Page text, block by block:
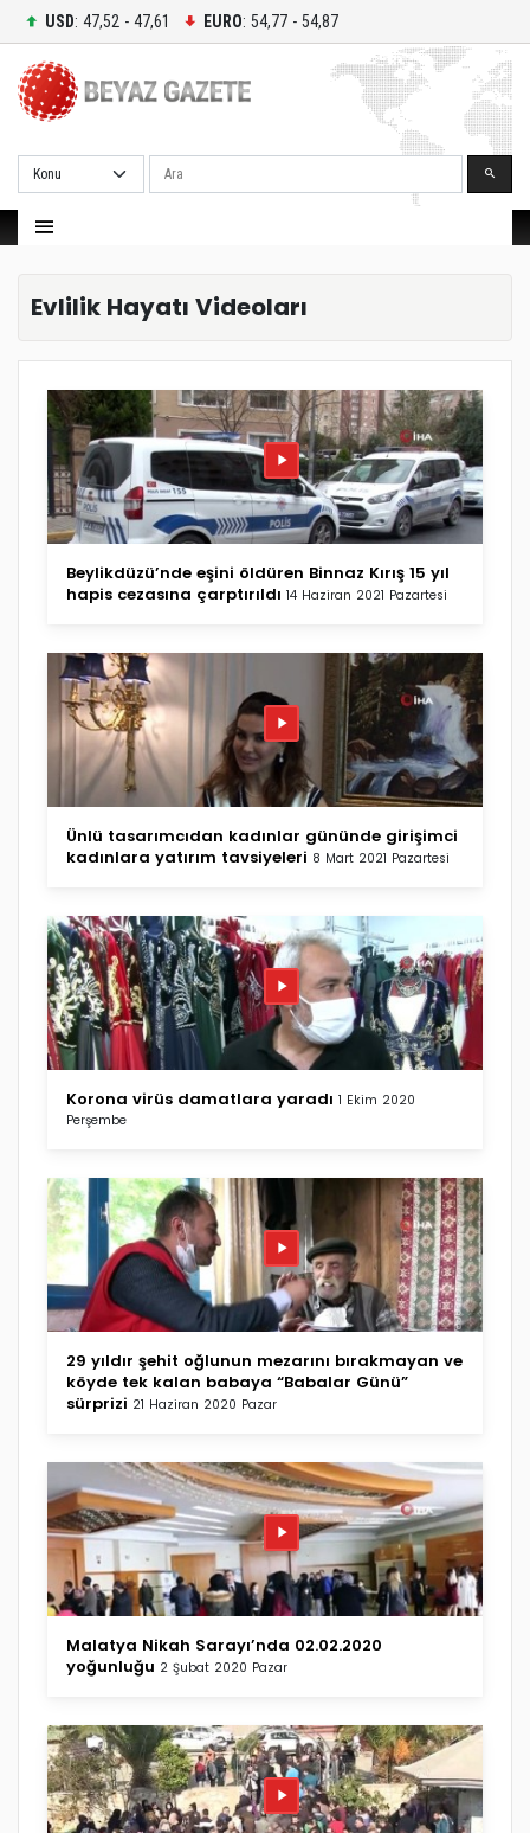
USD: 47,52 - 47,61 EURO: 54,77 - 54,87
Ara
Evlilik Hayatı Videoları
Beylikdüzü’nde eşini öldüren Binnaz Kırış 15 yıl
hapis cezasına çarptırıldı 14 Haziran 2021 Pazartesi
Ünlü tasarımcıdan kadınlar gününde girişimci
kadınlara yatırım tavsiyeleri 8 Mart 2021 Pazartesi
Korona virüs damatlara yaradı 1 Ekim 2020
Perşembe
29 yıldır şehit oğlunun mezarını bırakmayan ve
köyde tek kalan babaya “Babalar Günü”
sürprizi 21 Haziran 2020 Pazar
Malatya Nikah Sarayı’nda 02.02.2020
yoğunluğu 2 Şubat 2020 Pazar